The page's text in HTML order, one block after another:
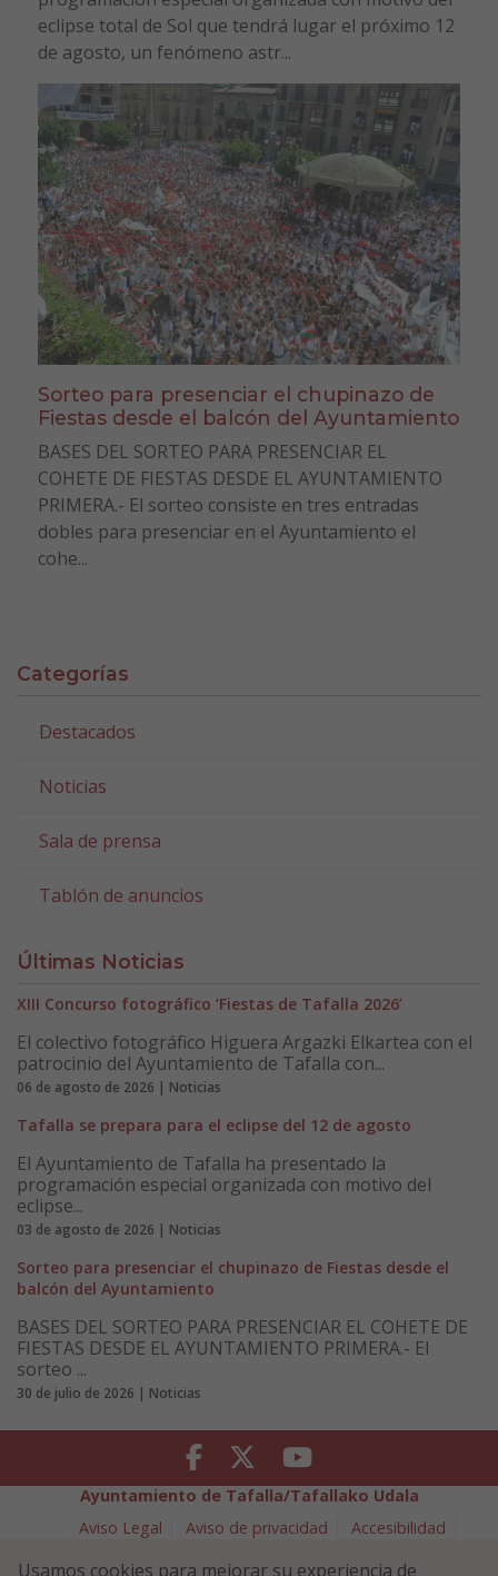
eclipse total de Sol que tendrá lugar el próximo 12
de agosto, un fenómeno astr...
Sorteo para presenciar el chupinazo de
Fiestas desde el balcón del Ayuntamiento
BASES DEL SORTEO PARA PRESENCIAR EL
COHETE DE FIESTAS DESDE EL AYUNTAMIENTO
PRIMERA.- El sorteo consiste en tres entradas
dobles para presenciar en el Ayuntamiento el
cohe...
Categorías
Destacados
Noticias
Sala de prensa
Tablón de anuncios
Últimas Noticias
XIII Concurso fotográfico ‘Fiestas de Tafalla 2026’
El colectivo fotográfico Higuera Argazki Elkartea con el
patrocinio del Ayuntamiento de Tafalla con...
06 de agosto de 2026 | Noticias
Tafalla se prepara para el eclipse del 12 de agosto
El Ayuntamiento de Tafalla ha presentado la
programación especial organizada con motivo del
eclipse...
03 de agosto de 2026 | Noticias
Sorteo para presenciar el chupinazo de Fiestas desde el
balcón del Ayuntamiento
BASES DEL SORTEO PARA PRESENCIAR EL COHETE DE
FIESTAS DESDE EL AYUNTAMIENTO PRIMERA.- El
sorteo ...
30 de julio de 2026 | Noticias
Facebook Twitter Youtube
Ayuntamiento de Tafalla/Tafallako Udala
Aviso Legal
Aviso de privacidad
Accesibilidad
Usamos cookies para mejorar su experiencia de